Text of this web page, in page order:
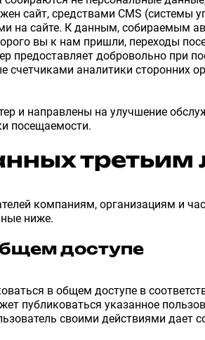
сайт, средствами CMS (системы
на сайте. К данным, собираемым
вы к нам пришли, переходы
предоставляет добровольно при
аналитики сторонних
и направлены на улучшение
посещаемости.
компаниям, организациям и
ниже.
доступе
в общем доступе в
публиковаться указанное
своими действиями дает